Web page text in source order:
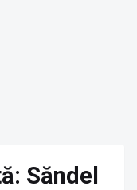
Săndel